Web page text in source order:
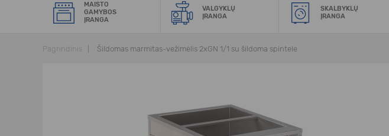
MAISTO
GAMYBOS
ĮRANGA
VALGYKLŲ
ĮRANGA
SKALBYKLŲ
ĮRANGA
Pagrindinis Šildomas marmitas-vežimėlis 2xGN 1/1 su šildoma spintele